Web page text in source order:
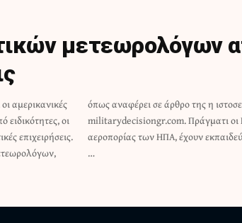
μετεωρολόγων
αμερικανικές
ειδικότητες, οι
επιχειρήσεις.
Δυνάμεις τις
μετεωρολόγους,
…